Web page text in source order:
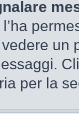
un
per la